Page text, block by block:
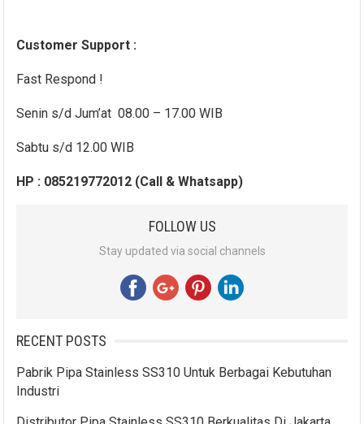
Customer Support :
Fast Respond !
Senin s/d Jum’at 08.00 – 17.00 WIB
Sabtu s/d 12.00 WIB
HP : 085219772012 (Call & Whatsapp)
FOLLOW US
Stay updated via social channels
RECENT POSTS
Pabrik Pipa Stainless SS310 Untuk Berbagai Kebutuhan
Industri